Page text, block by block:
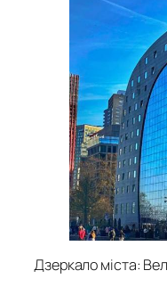
Дзеркало міста: